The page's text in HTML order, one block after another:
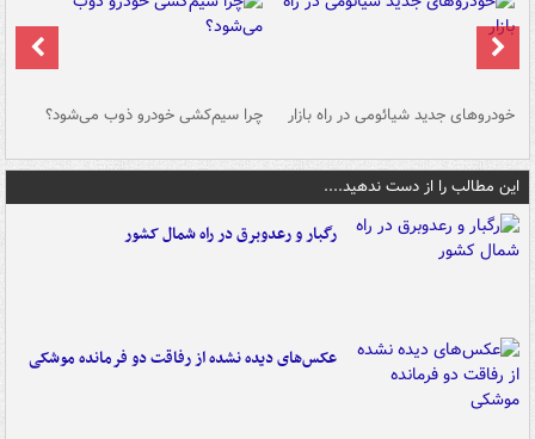
خودروهای جدید شیائومی در راه بازار چرا سیم‌کشی خودرو ذوب می‌شود؟
این مطالب را از دست ندهید....
رگبار و رعدوبرق در راه شمال کشور
عکس‌های دیده نشده از رفاقت دو فرمانده‌ موشکی